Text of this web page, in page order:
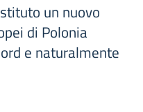
un nuovo
di Polonia
e naturalmente